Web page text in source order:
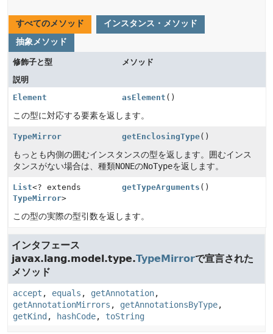
すべてのメソッド
インスタンス・メソッド
抽象メソッド
修飾子と型
メソッド
説明
Element
asElement ()
この型に対応する要素を返します。
TypeMirror getEnclosingType()
もっとも内側の囲むインスタンスの型を返します。囲むインス
タンスがない場合は、種類NONEのNoTypeを返します。
List<? extends
TypeMirror>
getTypeArguments ()
この型の実際の型引数を返します。
インタフェース
javax.lang.model.type.TypeMirrorで宣言された
メソッド
accept , equals , getAnnotation,
getAnnotationMirrors , getAnnotationsByType,
getKind , hashCode, toString